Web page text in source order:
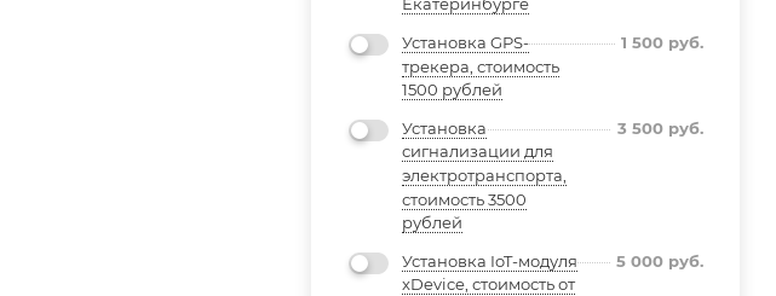
Екатеринбурге
Установка GPS-
трекера, стоимость
1500 рублей
1 500руб.
Установка
сигнализации для
электротранспорта,
стоимость 3500
рублей
3 500руб.
Установка IoT-модуля
xDevice, стоимость от
5 000руб.